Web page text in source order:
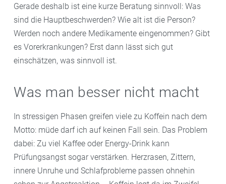
Gerade deshalb ist eine kurze Beratung sinnvoll: Was
sind die Hauptbeschwerden? Wie alt ist die Person?
Werden noch andere Medikamente eingenommen? Gibt
es Vorerkrankungen? Erst dann lässt sich gut
einschätzen, was sinnvoll ist.
Was man besser nicht macht
In stressigen Phasen greifen viele zu Koffein nach dem
Motto: müde darf ich auf keinen Fall sein. Das Problem
dabei: Zu viel Kaffee oder Energy-Drink kann
Prüfungsangst sogar verstärken. Herzrasen, Zittern,
innere Unruhe und Schlafprobleme passen ohnehin